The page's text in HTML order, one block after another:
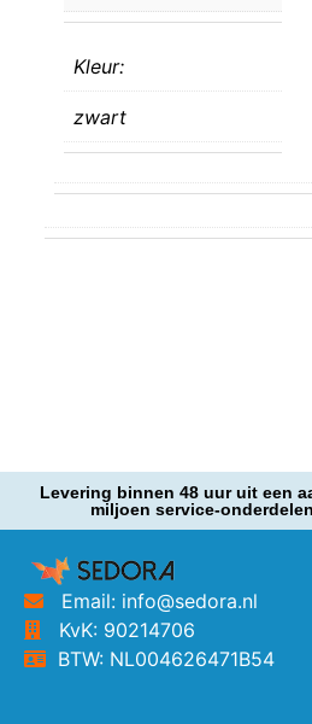
Kleur:
zwart
Levering binnen 48 uur uit een
miljoen service-
Email: info@sedora.nl
KvK: 90214706
BTW: NL004626471B54